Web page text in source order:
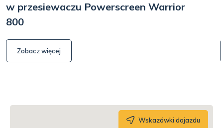
w przesiewaczu Powerscreen Warrior
800
Zobacz więcej
Wskazówki dojazdu